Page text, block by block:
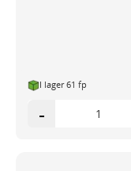
I lager 61 fp
-